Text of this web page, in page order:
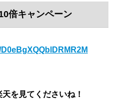
倍キャンペーン
を見てくださいね！